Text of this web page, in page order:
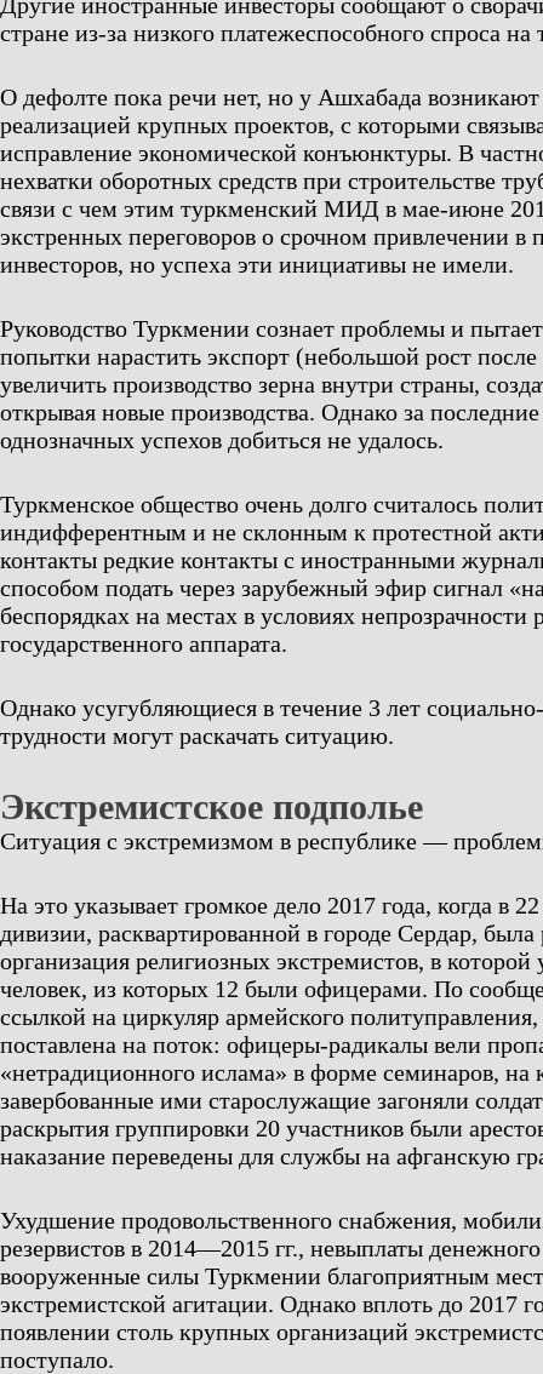
стране из-за низкого платежеспособного спроса на
О дефолте пока речи нет, но у Ашхабада
реализацией крупных проектов, с которыми
исправление экономической конъюнктуры. В
нехватки оборотных средств при строительстве
связи с чем этим туркменский МИД в мае-июне
экстренных переговоров о срочном привлечении в
инвесторов, но успеха эти инициативы не имели.
Руководство Туркмении сознает проблемы и
попытки нарастить экспорт (небольшой рост
увеличить производство зерна внутри страны,
открывая новые производства. Однако за
однозначных успехов добиться не удалось.
Туркменское общество очень долго считалось
индифферентным и не склонным к протестной
контакты редкие контакты с иностранными
способом подать через зарубежный эфир сигнал
беспорядках на местах в условиях непрозрачности
государственного аппарата.
Однако усугубляющиеся в течение 3 лет
трудности могут раскачать ситуацию.
Экстремистское подполье
Ситуация с экстремизмом в республике —
На это указывает громкое дело 2017 года, когда в
дивизии, расквартированной в городе Сердар, была
организация религиозных экстремистов, в которой
человек, из которых 12 были офицерами. По
ссылкой на циркуляр армейского
поставлена на поток: офицеры-радикалы вели
«нетрадиционного ислама» в форме семинаров, на
завербованные ими старослужащие загоняли
раскрытия группировки 20 участников были
наказание переведены для службы на афганскую
Ухудшение продовольственного снабжения,
резервистов в 2014—2015 гг., невыплаты
вооруженные силы Туркмении благоприятным
экстремистской агитации. Однако вплоть до 2017
появлении столь крупных организаций
поступало.